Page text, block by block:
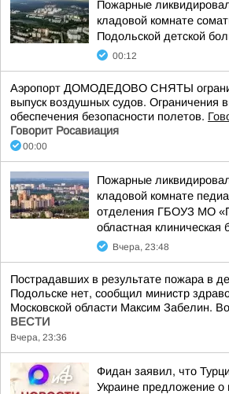
Пожарные
кладовой комнате
Подольской детской
00:12
Аэропорт ДОМОДЕДОВО СНЯТЫ
выпуск воздушных судов. Ограничения
обеспечения безопасности полетов.
Говорит Росавиация
00:00
Пожарные
кладовой комнате
отделения ГБОУЗ МО
областная клиническая
Вчера, 23:48
Пострадавших в результате пожара в
Подольске нет, сообщил министр
Московской области Максим Забелин.
ВЕСТИ
Вчера, 23:36
Фидан заявил, что
Украине предложение о